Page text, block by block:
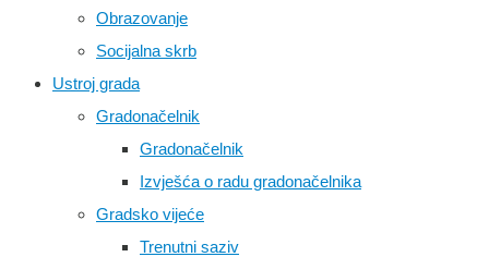
Obrazovanje
Socijalna skrb
Ustroj grada
Gradonačelnik
Gradonačelnik
Izvješća o radu gradonačelnika
Gradsko vijeće
Trenutni saziv